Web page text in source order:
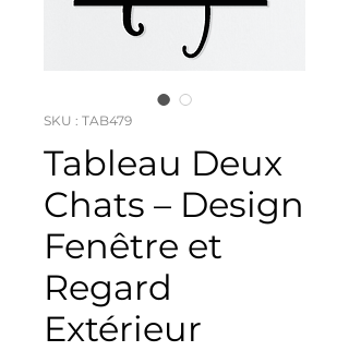
SKU : TAB479
Tableau Deux
Chats – Design
Fenêtre et
Regard
Extérieur